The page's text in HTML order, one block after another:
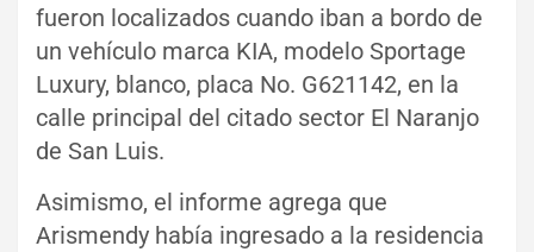
fueron localizados cuando iban a bordo de
un vehículo marca KIA, modelo Sportage
Luxury, blanco, placa No. G621142, en la
calle principal del citado sector El Naranjo
de San Luis.
Asimismo, el informe agrega que
Arismendy había ingresado a la residencia